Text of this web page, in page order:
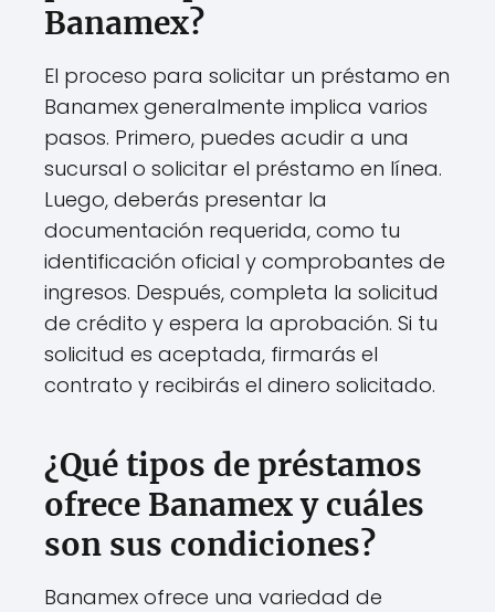
Banamex?
El proceso para solicitar un préstamo en
Banamex generalmente implica varios
pasos. Primero, puedes acudir a una
sucursal o solicitar el préstamo en línea.
Luego, deberás presentar la
documentación requerida, como tu
identificación oficial y comprobantes de
ingresos. Después, completa la solicitud
de crédito y espera la aprobación. Si tu
solicitud es aceptada, firmarás el
contrato y recibirás el dinero solicitado.
¿Qué tipos de préstamos
ofrece Banamex y cuáles
son sus condiciones?
Banamex ofrece una variedad de